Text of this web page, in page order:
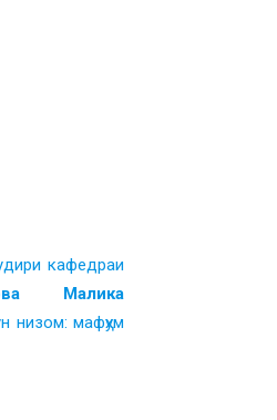
кафедраи
Малика
низом: мафҳум